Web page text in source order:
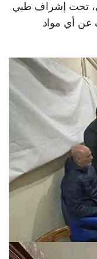
تحت إشراف طبي
عن أي مواد